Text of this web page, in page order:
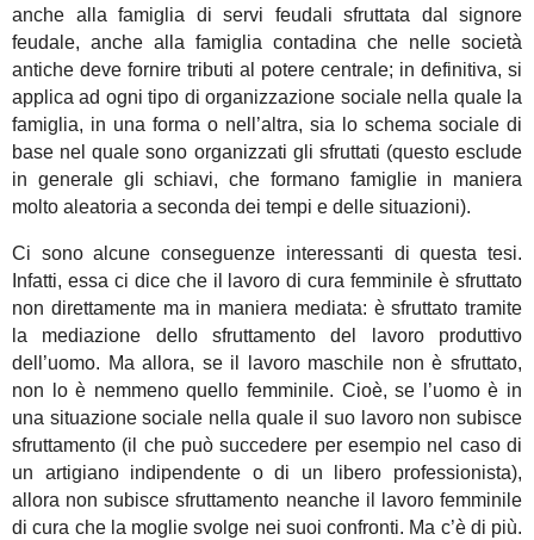
anche alla famiglia di servi feudali sfruttata dal signore
feudale, anche alla famiglia contadina che nelle società
antiche deve fornire tributi al potere centrale; in definitiva, si
applica ad ogni tipo di organizzazione sociale nella quale la
famiglia, in una forma o nell’altra, sia lo schema sociale di
base nel quale sono organizzati gli sfruttati (questo esclude
in generale gli schiavi, che formano famiglie in maniera
molto aleatoria a seconda dei tempi e delle situazioni).
Ci sono alcune conseguenze interessanti di questa tesi.
Infatti, essa ci dice che il lavoro di cura femminile è sfruttato
non direttamente ma in maniera mediata: è sfruttato tramite
la mediazione dello sfruttamento del lavoro produttivo
dell’uomo. Ma allora, se il lavoro maschile non è sfruttato,
non lo è nemmeno quello femminile. Cioè, se l’uomo è in
una situazione sociale nella quale il suo lavoro non subisce
sfruttamento (il che può succedere per esempio nel caso di
un artigiano indipendente o di un libero professionista),
allora non subisce sfruttamento neanche il lavoro femminile
di cura che la moglie svolge nei suoi confronti. Ma c’è di più.